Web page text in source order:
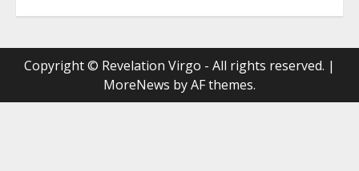
Copyright © Revelation Virgo - All rights reserved. |
MoreNews by AF themes.